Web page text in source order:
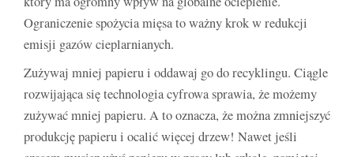
Ograniczenie spożycia mięsa to ważny krok w redukcji
emisji gazów cieplarnianych.
Zużywaj mniej papieru i oddawaj go do recyklingu. Ciągle
rozwijająca się technologia cyfrowa sprawia, że możemy
zużywać mniej papieru. A to oznacza, że można zmniejszyć
produkcję papieru i ocalić więcej drzew! Nawet jeśli